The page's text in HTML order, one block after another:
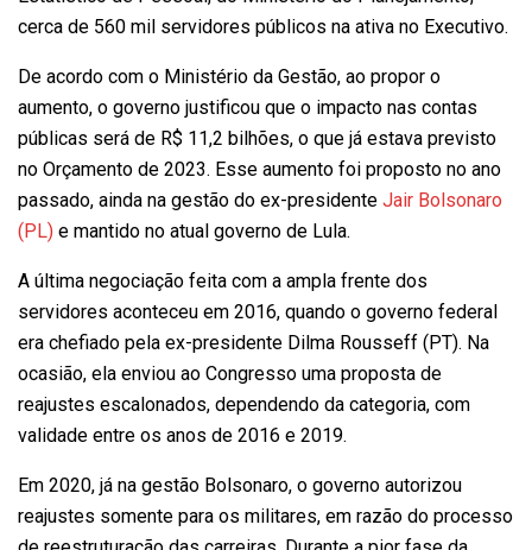
cerca de 560 mil servidores públicos na ativa no Executivo.
De acordo com o Ministério da Gestão, ao propor o
aumento, o governo justificou que o impacto nas contas
públicas será de R$ 11,2 bilhões, o que já estava previsto
no Orçamento de 2023. Esse aumento foi proposto no ano
passado, ainda na gestão do ex-presidente Jair Bolsonaro
(PL) e mantido no atual governo de Lula.
A última negociação feita com a ampla frente dos
servidores aconteceu em 2016, quando o governo federal
era chefiado pela ex-presidente Dilma Rousseff (PT). Na
ocasião, ela enviou ao Congresso uma proposta de
reajustes escalonados, dependendo da categoria, com
validade entre os anos de 2016 e 2019.
Em 2020, já na gestão Bolsonaro, o governo autorizou
reajustes somente para os militares, em razão do processo